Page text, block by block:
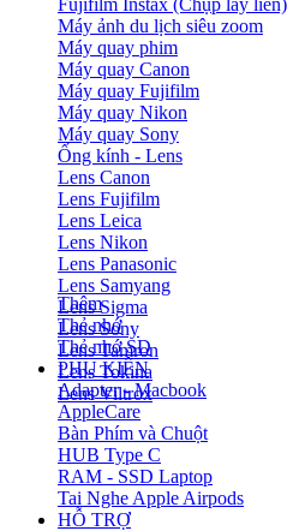
Fujifilm Instax (Chụp lấy liền)
Máy ảnh du lịch siêu zoom
Máy quay phim
Máy quay Canon
Máy quay Fujifilm
Máy quay Nikon
Máy quay Sony
Ống kính - Lens
Lens Canon
Lens Fujifilm
Lens Leica
Lens Nikon
Lens Panasonic
Lens Samyang
Lens Sigma
Lens Sony
Lens Tamron
Lens Tokina
Lens Viltrox
Thêm
Thẻ nhớ
Thẻ nhớ SD
PHỤ KIỆN
Adapter - Macbook
AppleCare
Bàn Phím và Chuột
HUB Type C
RAM - SSD Laptop
Tai Nghe Apple Airpods
HỖ TRỢ